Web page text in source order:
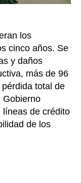
los
cinco años. Se
y daños
más de 96
total de
Gobierno
líneas de crédito
de los